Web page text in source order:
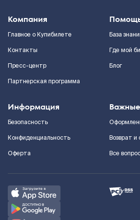
Компания
Главное о Купибилете
Контакты
Пресс-центр
Партнерская программа
База
Где мой
Блог
Информация
Безопасность
Конфиденциальность
Оферта
Возврат и
Все